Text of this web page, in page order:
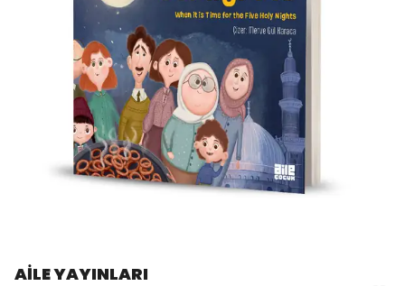
AİLE YAYINLARI